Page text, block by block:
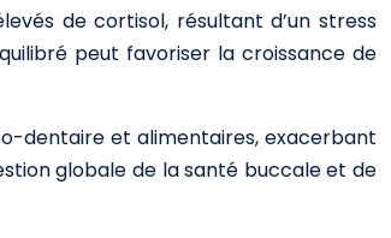
de cortisol, résultant d’un stress
peut favoriser la croissance de
dentaire et alimentaires, exacerbant
globale de la santé buccale et de